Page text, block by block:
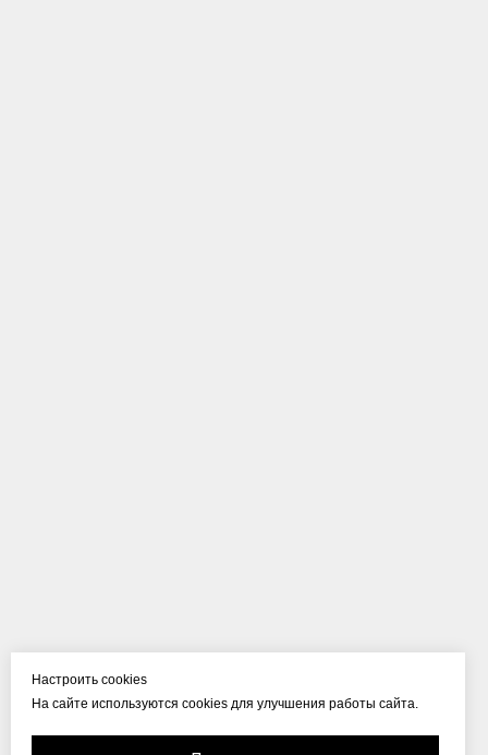
Настроить cookies
На сайте используются cookies для улучшения работы сайта.